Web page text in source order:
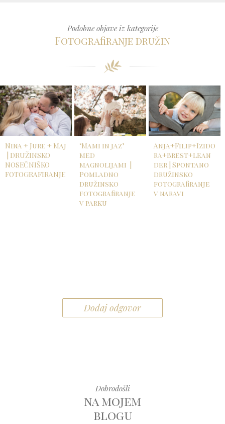
Podobne objave iz kategorije
Fotografiranje družin
Nina + Jure + Maj
| DRUŽINSKO
NOSEČNIŠKO
FOTOGRAFIRANJE
‘Mami in jaz’
med
magnolijami |
Pomladno
družinsko
fotografiranje
v parku
Anja+Filip+Izido
ra+Brest+Lean
der | Spontano
družinsko
fotografiranje
v naravi
Dodaj odgovor
Dobrodošli
na mojem
blogu